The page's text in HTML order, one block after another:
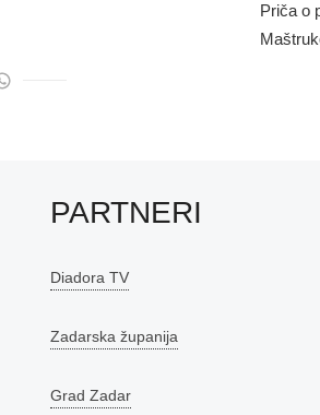
Priča o
PARTNERI
Diadora TV
Zadarska županija
Grad Zadar